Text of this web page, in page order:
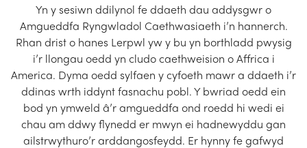
Yn y sesiwn ddilynol fe ddaeth dau addysgwr o
Amgueddfa Ryngwladol Caethwasiaeth i’n hannerch.
Rhan drist o hanes Lerpwl yw y bu yn borthladd pwysig
i’r llongau oedd yn cludo caethweision o Affrica i
America. Dyma oedd sylfaen y cyfoeth mawr a ddaeth i’r
ddinas wrth iddynt fasnachu pobl. Y bwriad oedd ein
bod yn ymweld â’r amgueddfa ond roedd hi wedi ei
chau am ddwy flynedd er mwyn ei hadnewyddu gan
ailstrwythuro’r arddangosfeydd. Er hynny fe gafwyd